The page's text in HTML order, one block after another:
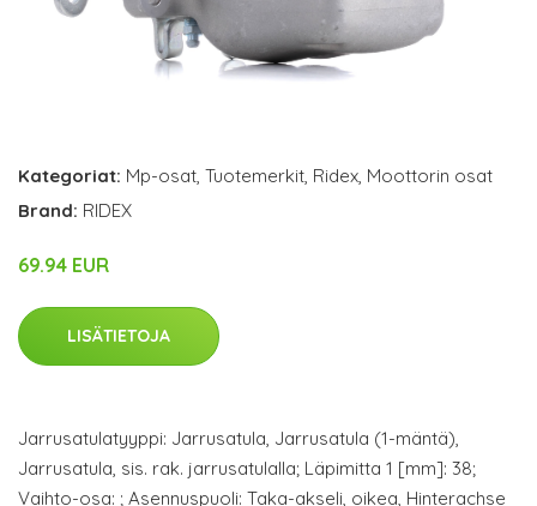
Kategoriat: Mp-osat Tuotemerkit Ridex Moottorin osat
Brand: RIDEX
69.94 EUR
LISÄTIETOJA
Jarrusatulatyyppi: Jarrusatula, Jarrusatula (1-mäntä),
Jarrusatula, sis. rak. jarrusatulalla; Läpimitta 1 [mm]: 38;
Vaihto-osa: ; Asennuspuoli: Taka-akseli, oikea, Hinterachse